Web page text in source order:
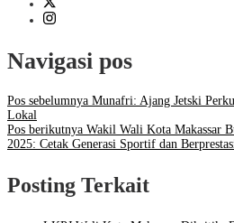
Navigasi pos
Pos sebelumnya Munafri: Ajang Jetski
Lokal
Pos berikutnya Wakil Wali Kota Makassar
2025: Cetak Generasi Sportif dan
Posting Terkait